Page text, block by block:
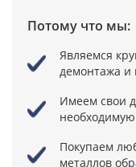
Потому что мы:
Являемся
демонтажа и
Имеем свои
необходимую
Покупаем
металлов